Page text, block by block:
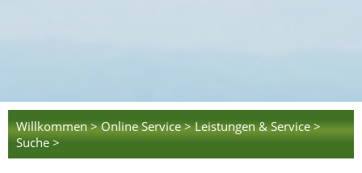
Willkommen > Online Service > Leistungen & Service >
Suche >